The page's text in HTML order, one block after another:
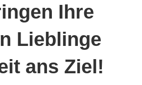
Ihre
Lieblinge
ans Ziel!